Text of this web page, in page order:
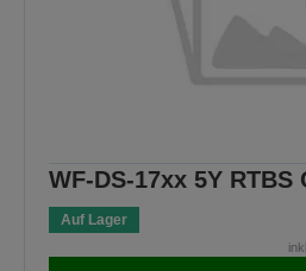
WF-DS-17xx 5Y RTBS
Auf Lager